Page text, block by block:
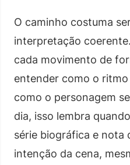
O caminho costuma
interpretação
cada movimento de
entender como o
como o personagem
dia, isso lembra
série biográfica e nota
intenção da cena,